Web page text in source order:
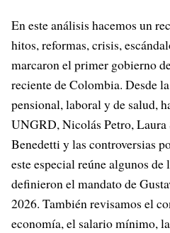
En este análisis hacemos un
hitos, reformas, crisis,
marcaron el primer gobierno
reciente de Colombia. Desde
pensional, laboral y de salud,
UNGRD, Nicolás Petro,
Benedetti y las controversias
este especial reúne algunos de
definieron el mandato de
2026. También revisamos el
economía, el salario mínimo,